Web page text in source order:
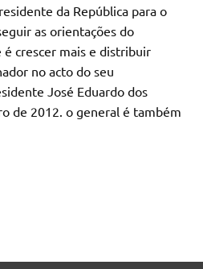
da República para o
as orientações do
crescer mais e distribuir
no acto do seu
José Eduardo dos
de 2012. o general é também